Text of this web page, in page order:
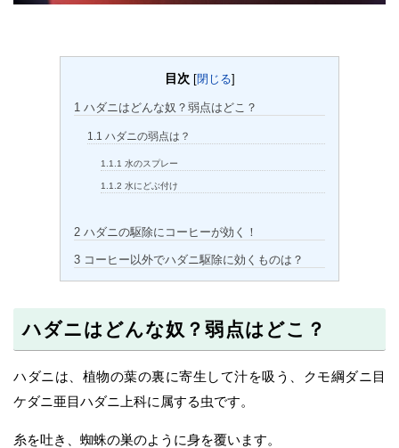
目次 [閉じる]
1 ハダニはどんな奴？弱点はどこ？
1.1 ハダニの弱点は？
1.1.1 水のスプレー
1.1.2 水にどぶ付け
2 ハダニの駆除にコーヒーが効く！
3 コーヒー以外でハダニ駆除に効くものは？
ハダニはどんな奴？弱点はどこ？
ハダニは、植物の葉の裏に寄生して汁を吸う、クモ綱ダニ目
ケダニ亜目ハダニ上科に属する虫です。
糸を吐き、蜘蛛の巣のように身を覆います。